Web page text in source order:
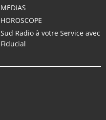
MEDIAS
HOROSCOPE
Sud Radio à votre Service avec
Fiducial